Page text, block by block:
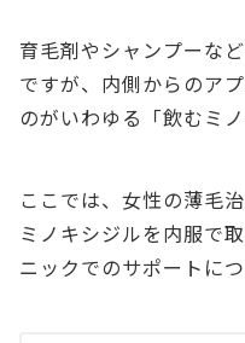
育毛剤やシャンプーな
ですが、内側からのア
のがいわゆる「飲むミノ
ここでは、女性の薄毛
ミノキシジルを内服で
ニックでのサポートに